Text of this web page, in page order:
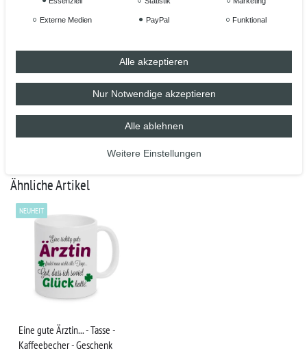
jetzt die Tasse mit dem Spruch "Stolzer Papa" und bereiten
Sie dem wichtigsten Mann in Ihrem Leben eine kleine
- Höhe: 96 mm - Ø 80 mm - Gewicht: ca 360 Gramm -
Fassungsvermögen 320 ml
Ähnliche Artikel
NEUHEIT
Eine gute Ärztin... - Tasse -
Kaffeebecher - Geschenk
Externe Medien PayPal Funktional
Alle akzeptieren
Nur Notwendige akzeptieren
Alle ablehnen
Weitere Einstellungen